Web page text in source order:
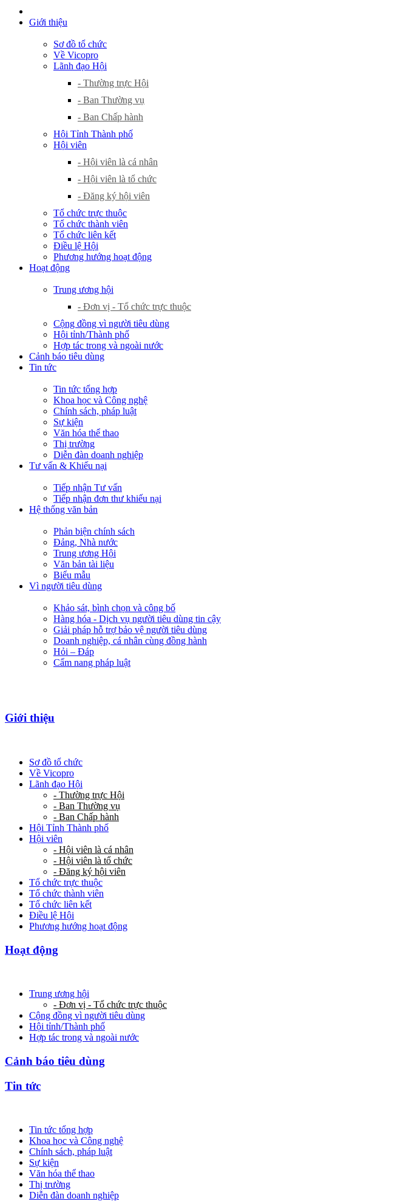
Giới thiệu
Sơ đồ tổ chức
Về Vicopro
Lãnh đạo Hội
- Thường trực Hội
- Ban Thường vụ
- Ban Chấp hành
Hội Tỉnh Thành phố
Hội viên
- Hội viên là cá nhân
- Hội viên là tổ chức
- Đăng ký hội viên
Tổ chức trực thuộc
Tổ chức thành viên
Tổ chức liên kết
Điều lệ Hội
Phương hướng hoạt động
Hoạt động
Trung ương hội
- Đơn vị - Tổ chức trực thuộc
Cộng đồng vì người tiêu dùng
Hội tỉnh/Thành phố
Hợp tác trong và ngoài nước
Cảnh báo tiêu dùng
Tin tức
Tin tức tổng hợp
Khoa học và Công nghệ
Chính sách, pháp luật
Sự kiện
Văn hóa thể thao
Thị trường
Diễn đàn doanh nghiệp
Tư vấn & Khiếu nại
Tiếp nhận Tư vấn
Tiếp nhận đơn thư khiếu nại
Hệ thống văn bản
Phản biện chính sách
Đảng, Nhà nước
Trung ương Hội
Văn bản tài liệu
Biểu mẫu
Vì người tiêu dùng
Khảo sát, bình chọn và công bố
Hàng hóa - Dịch vụ người tiêu dùng tin cậy
Giải pháp hỗ trợ bảo vệ người tiêu dùng
Doanh nghiệp, cá nhân cùng đồng hành
Hỏi – Đáp
Cẩm nang pháp luật
Giới thiệu
Sơ đồ tổ chức
Về Vicopro
Lãnh đạo Hội
- Thường trực Hội
- Ban Thường vụ
- Ban Chấp hành
Hội Tỉnh Thành phố
Hội viên
- Hội viên là cá nhân
- Hội viên là tổ chức
- Đăng ký hội viên
Tổ chức trực thuộc
Tổ chức thành viên
Tổ chức liên kết
Điều lệ Hội
Phương hướng hoạt động
Hoạt động
Trung ương hội
- Đơn vị - Tổ chức trực thuộc
Cộng đồng vì người tiêu dùng
Hội tỉnh/Thành phố
Hợp tác trong và ngoài nước
Cảnh báo tiêu dùng
Tin tức
Tin tức tổng hợp
Khoa học và Công nghệ
Chính sách, pháp luật
Sự kiện
Văn hóa thể thao
Thị trường
Diễn đàn doanh nghiệp